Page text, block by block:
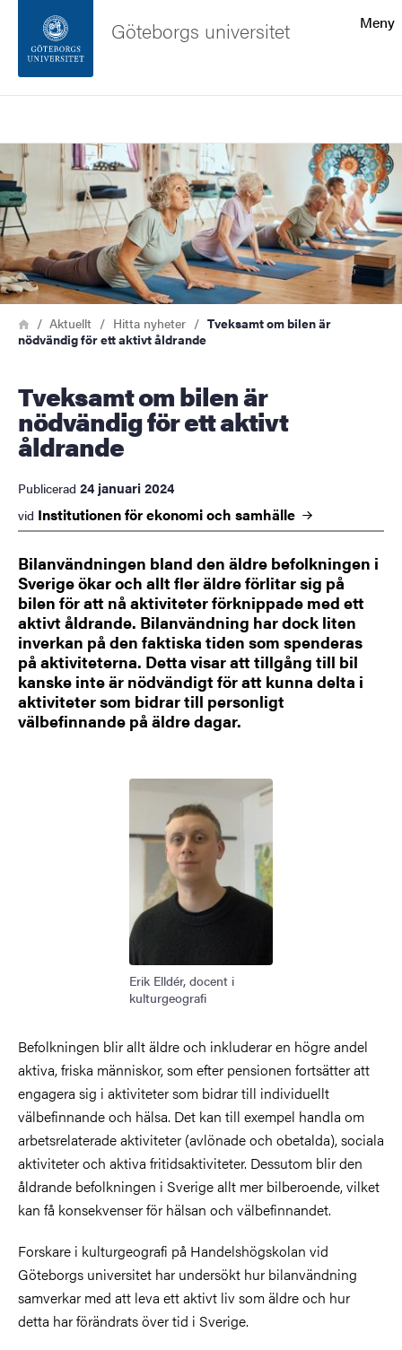
Sidfoten
Om webbplatsen
Meny
Göteborgs universitet
Bild
Länkstig
HemAktuellt Hitta nyheter
Tveksamt om bilen är
nödvändig för ett aktivt åldrande
Tveksamt om bilen är
nödvändig för ett aktivt
åldrande
Publicerad 24 januari 2024
vid Institutionen för ekonomi och samhälle
Bilanvändningen bland den äldre befolkningen i
Sverige ökar och allt fler äldre förlitar sig på
bilen för att nå aktiviteter förknippade med ett
aktivt åldrande. Bilanvändning har dock liten
inverkan på den faktiska tiden som spenderas
på aktiviteterna. Detta visar att tillgång till bil
kanske inte är nödvändigt för att kunna delta i
aktiviteter som bidrar till personligt
välbefinnande på äldre dagar.
Bild
Erik Elldér, docent i
kulturgeografi
Befolkningen blir allt äldre och inkluderar en högre andel
aktiva, friska människor, som efter pensionen fortsätter att
engagera sig i aktiviteter som bidrar till individuellt
välbefinnande och hälsa. Det kan till exempel handla om
arbetsrelaterade aktiviteter (avlönade och obetalda), sociala
aktiviteter och aktiva fritidsaktiviteter. Dessutom blir den
åldrande befolkningen i Sverige allt mer bilberoende, vilket
kan få konsekvenser för hälsan och välbefinnandet.
Forskare i kulturgeografi på Handelshögskolan vid
Göteborgs universitet har undersökt hur bilanvändning
samverkar med att leva ett aktivt liv som äldre och hur
detta har förändrats över tid i Sverige.